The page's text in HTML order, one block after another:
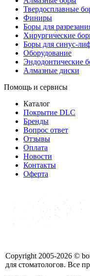
Твердосплавные
Финиры
Боры для
Хирургические
Боры для синус-
Оборудование
Эндодонтические
Алмазные диски
Помощь и сервисы
Каталог
Покрытие DLC
Бренды
Вопрос ответ
Отзывы
Оплата
Новости
Контакты
Оферта
Copyright 2005-2026 ©
для стоматологов. Все